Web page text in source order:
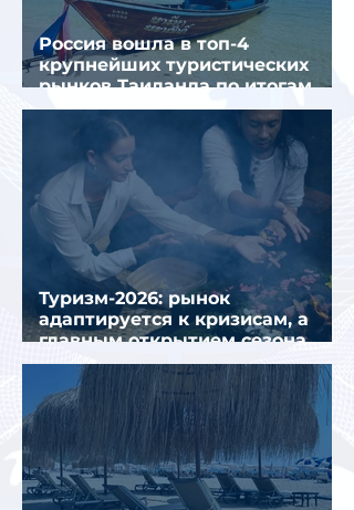
Россия вошла в топ-4
крупнейших туристических
рынков Таиланда по итогам
семи месяцев 2026 года
Туризм-2026: рынок
адаптируется к кризисам, а
главным открытием сезона
стал Вьетнам